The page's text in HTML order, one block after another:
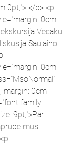
0pt;"> </p> <p
0cm
Vecāku
Saulaino
0cm
margin: 0cm
family:
9pt;">Par
mūs